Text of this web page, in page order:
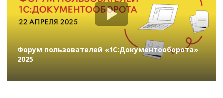
Форум пользователей «1С:Документооборота»
2025